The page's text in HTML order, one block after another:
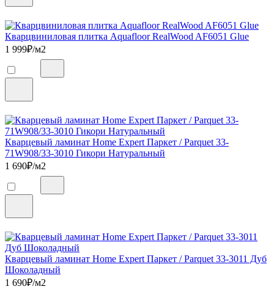
Кварцвиниловая плитка Aquafloor RealWood AF6051 Glue
1 999₽/м2
Кварцевый ламинат Home Expert Паркет / Parquet 33-
71W908/33-3010 Гикори Натуральный
1 690₽/м2
Кварцевый ламинат Home Expert Паркет / Parquet 33-3011 Дуб
Шоколадный
1 690₽/м2